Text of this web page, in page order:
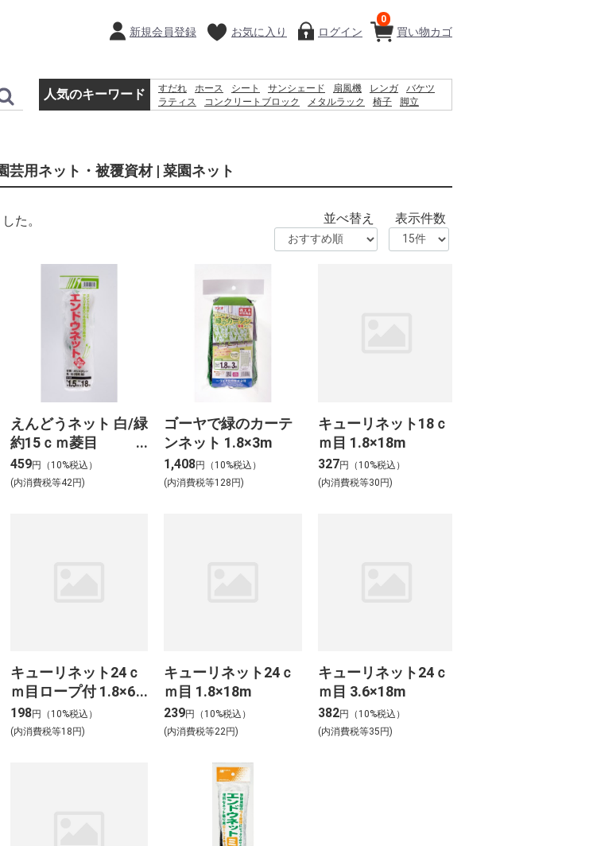
買い物カゴ
0
新規会員登録 お気に入り ログイン
人気のキーワード すだれ ホース シート サンシェード 扇風機 レンガ
バケツ
ラティス
コンクリートブロック メタルラック 椅子
脚立
芸用ネット・被覆資材 | 菜園ネット
た。 並べ替え 表示件数
えんどうネット 白/緑
約15ｃｍ菱目
1.5m×18m
459円（10%税込）
(内消費税等42円)
ゴーヤで緑のカーテ
ンネット 1.8×3m
1,408円（10%税込）
(内消費税等128円)
キューリネット18ｃ
ｍ目 1.8×18m
327円（10%税込）
(内消費税等30円)
キューリネット24ｃ
ｍ目ロープ付 1.8×6m
198円（10%税込）
(内消費税等18円)
キューリネット24ｃ
ｍ目 1.8×18m
239円（10%税込）
(内消費税等22円)
キューリネット24ｃ
ｍ目 3.6×18m
382円（10%税込）
(内消費税等35円)